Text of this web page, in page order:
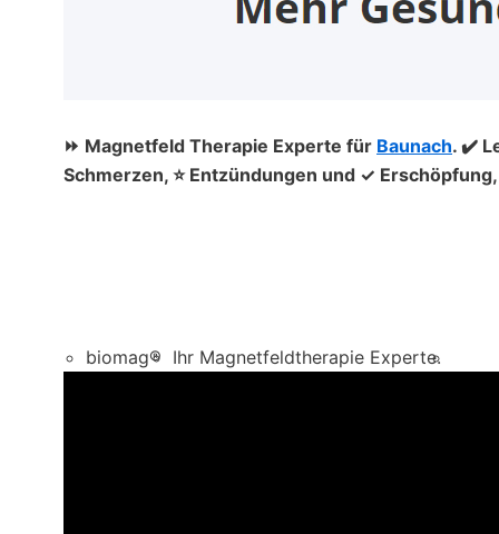
⏩ Magnetfeld Therapie Experte für Baunach. ✔️
Schmerzen, ⭐ Entzündungen und ✓
biomag® Ihr Magnetfeldtherapie Experte.